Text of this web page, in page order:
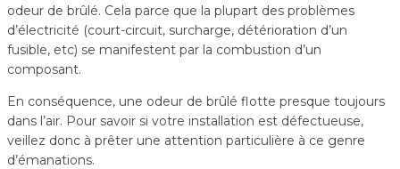
odeur de brûlé. Cela parce que la plupart des problèmes
d’électricité (court-circuit, surcharge, détérioration d’un
fusible, etc) se manifestent par la combustion d’un
composant.
En conséquence, une odeur de brûlé flotte presque toujours
dans l’air. Pour savoir si votre installation est défectueuse,
veillez donc à prêter une attention particulière à ce genre
d’émanations.